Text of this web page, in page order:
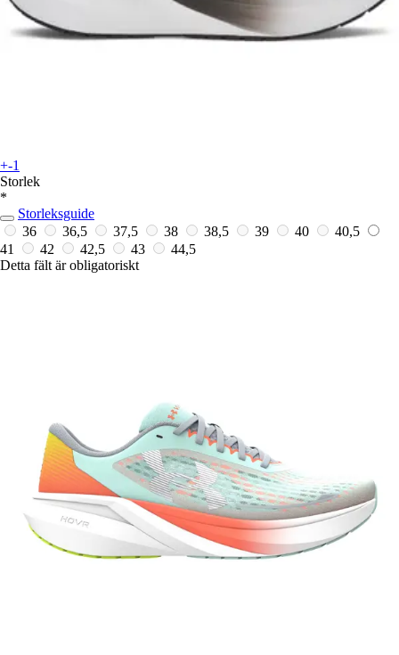
+-1
Storlek
*
Storleksguide
36
36,5 37,5 38 38,5 39 40
40,5
41
42 42,5 43
44,5
Detta fält är obligatoriskt